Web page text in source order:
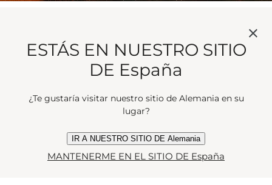
ESTÁS EN NUESTRO SITIO
DE España
¿Te gustaría visitar nuestro sitio de Alemania en su
lugar?
IR A NUESTRO SITIO DE Alemania
MANTENERME EN EL SITIO DE España